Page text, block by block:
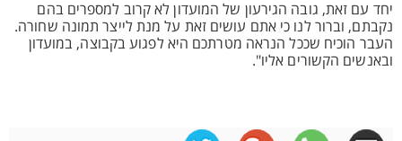
יחד עם זאת, גובה הגירעון של המועדון לא קרוב למספרים בהם
נקבתם, וברור לנו כי אתם עושים זאת על מנת לייצר תמונה שחורה.
העבר הוכיח שככל הנראה מטרתכם היא לפגוע בקבוצה, במועדון
ובאנשים הקשורים אליו".